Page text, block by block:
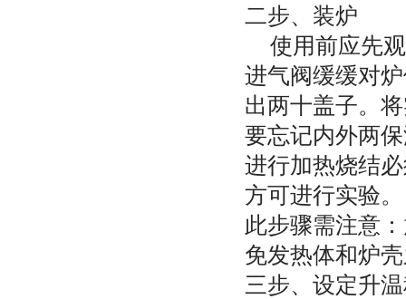
二步、装炉
使用前应先观
进气阀缓缓对
出两十盖子。
要忘记内外两
进行加热烧结
方可进行实验。
此步骤需注意
免发热体和炉
三步、设定升